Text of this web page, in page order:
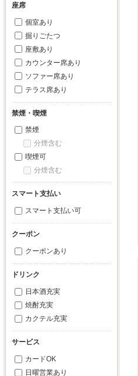
座席
個室あり
掘りごたつ
座敷あり
カウンター席あり
ソファー席あり
テラス席あり
禁煙・喫煙
禁煙
分煙含む
喫煙可
分煙含む
スマート支払い
スマート支払い可
クーポン
クーポンあり
ドリンク
日本酒充実
焼酎充実
カクテル充実
サービス
カードOK
日曜営業あり